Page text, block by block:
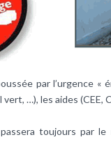
par l’urgence «
…), les aides (CEE,
toujours par